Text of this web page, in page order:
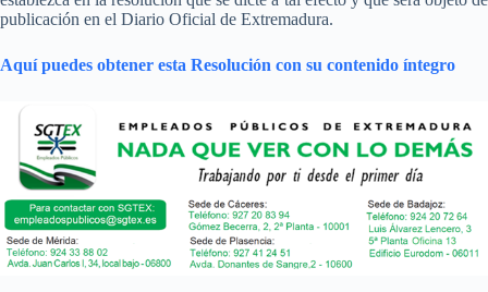
publicación en el Diario Oficial de Extremadura.
Aquí puedes obtener esta Resolución con su contenido íntegro